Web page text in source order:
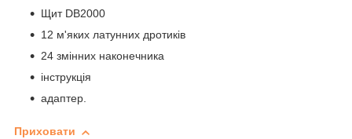
Щит DB2000
12 м'яких латунних дротиків
24 змінних наконечника
інструкція
адаптер.
Приховати